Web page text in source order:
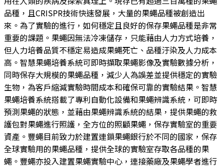
品種，且CRISPR技術快速發展，大量的果蠅品種被創造出
來。為了實驗的進行，如何穩定且良好的保存果蠅品種是非常
重要的課題。果蠅因無法冷凍儲存，只能藉由人力方式培養，
但人力培養品質不穩定易造成果蠅死亡、品種汙染及人力成本
高。智慧果蠅培養系統可即時擷取果蠅影像及實驗數據分析，
同時保存大規模的果蠅品種，減少人為誤差並提供穩定的實驗
生物，為客戶縮減實驗時間成本和確保可靠的實驗結果。智慧
果蠅培養系統搭載了專利自動化設備和果蠅辨識系統，可即時
預測果蠅的狀態，並藉由果蠅辨識系統的結果，提供果蠅的救
護包對果蠅進行照護，全方位的照顧果蠅，保存實驗室的重要
資產。豐蠅目前致力於建置連鎖果蠅銀行於不同的國家，保存
全球實驗用的果蠅品種，提供全球的實驗室存取各品種的果
蠅。豐蠅亦投入建置果蠅實驗中心，連接藥廠及果蠅學者進行